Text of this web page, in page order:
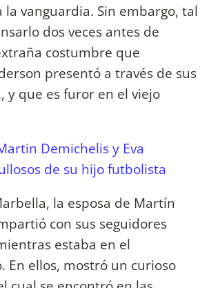
la vanguardia. Sin embargo, tal
dos veces antes de
costumbre que
presentó a través de sus
y que es furor en el viejo
Demichelis y Eva
de su hijo futbolista
la esposa de Martín
con sus seguidores
estaba en el
En ellos, mostró un curioso